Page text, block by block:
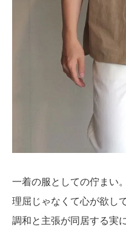
一着の服としての佇まい。
理屈じゃなくて心が欲し
調和と主張が同居する実